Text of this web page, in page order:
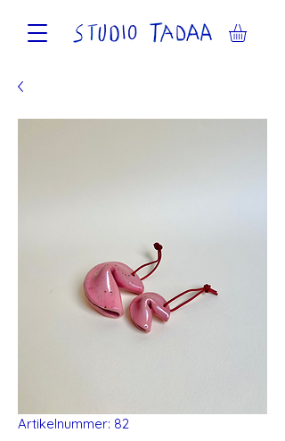
Artikelnummer: 82